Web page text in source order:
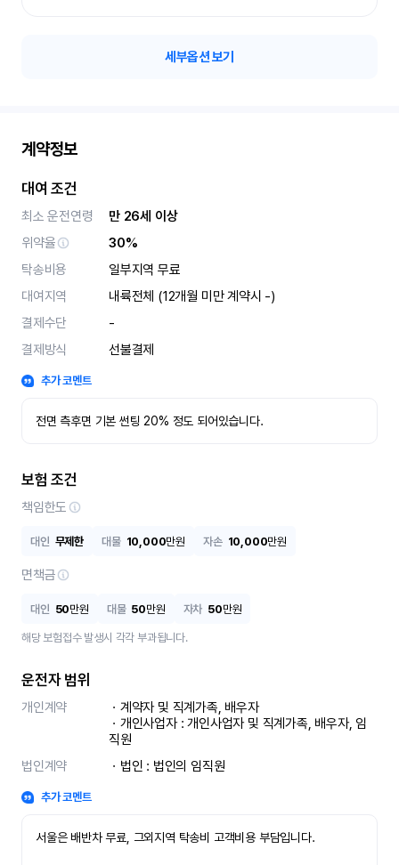
세부옵션 보기
계약정보
대여 조건
최소 운전연령
만 26세 이상
위약율
30%
탁송비용
일부지역 무료
대여지역
내륙전체 (12개월 미만 계약시 -)
결제수단
-
결제방식
선불결제
추가 코멘트
전면 측후면 기본 썬팅 20% 정도 되어있습니다.
보험 조건
책임한도
대인 무제한 대물 10,000만원 자손 10,000만원
면책금
대인 50만원 대물 50만원 자차 50만원
해당 보험접수 발생시 각각 부과됩니다.
운전자 범위
개인계약
ㆍ계약자 및 직계가족, 배우자
ㆍ개인사업자 : 개인사업자 및 직계가족, 배우자, 임
직원
법인계약
ㆍ법인 : 법인의 임직원
추가 코멘트
서울은 배반차 무료, 그외지역 탁송비 고객비용 부담입니다.